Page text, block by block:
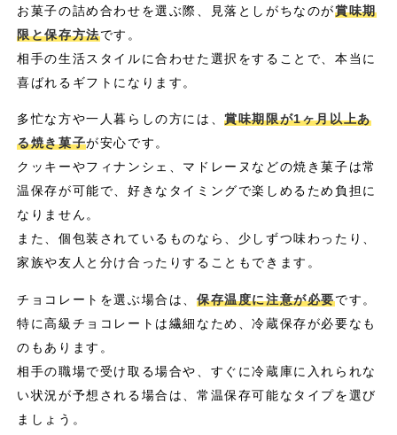
お菓子の詰め合わせを選ぶ際、見落としがちなのが賞味期
限と保存方法です。
相手の生活スタイルに合わせた選択をすることで、本当に
喜ばれるギフトになります。
多忙な方や一人暮らしの方には、賞味期限が1ヶ月以上あ
る焼き菓子が安心です。
クッキーやフィナンシェ、マドレーヌなどの焼き菓子は常
温保存が可能で、好きなタイミングで楽しめるため負担に
なりません。
また、個包装されているものなら、少しずつ味わったり、
家族や友人と分け合ったりすることもできます。
チョコレートを選ぶ場合は、 保存温度に注意が必要です。
特に高級チョコレートは繊細なため、冷蔵保存が必要なも
のもあります。
相手の職場で受け取る場合や、すぐに冷蔵庫に入れられな
い状況が予想される場合は、常温保存可能なタイプを選び
ましょう。